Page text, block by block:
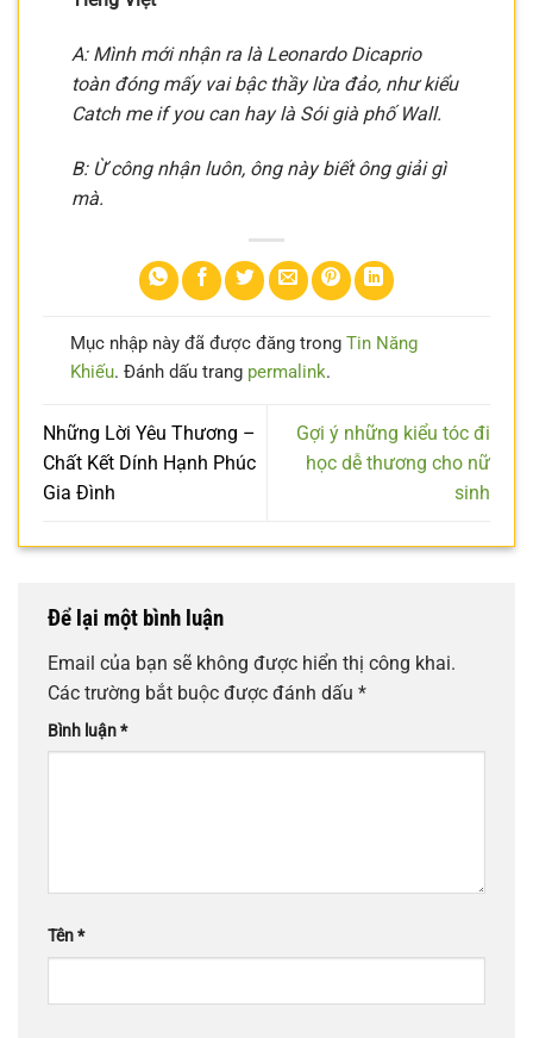
A: Mình mới nhận ra là Leonardo Dicaprio
toàn đóng mấy vai bậc thầy lừa đảo, như kiểu
Catch me if you can hay là Sói già phố Wall.
B: Ừ công nhận luôn, ông này biết ông giải gì
mà.
Mục nhập này đã được đăng trong Tin Năng
Khiếu. Đánh dấu trang permalink.
Những Lời Yêu Thương –
Chất Kết Dính Hạnh Phúc
Gia Đình
Gợi ý những kiểu tóc đi
học dễ thương cho nữ
sinh
Để lại một bình luận
Email của bạn sẽ không được hiển thị công khai.
Các trường bắt buộc được đánh dấu *
Bình luận*
Tên*